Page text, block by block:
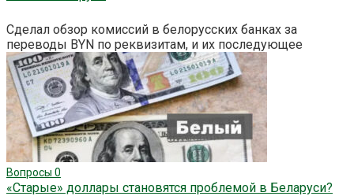
Сделал обзор комиссий в белорусских банках за
переводы BYN по реквизитам, и их последующее
Вопросы 0
«Старые» доллары становятся проблемой в Беларуси?